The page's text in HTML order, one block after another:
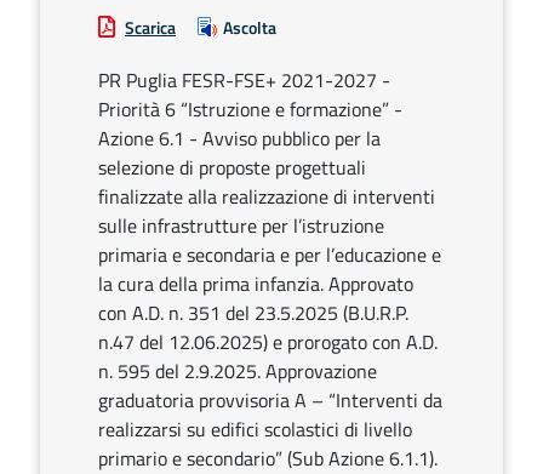
Scarica Ascolta
PR Puglia FESR-FSE+ 2021-2027 -
Priorità 6 “Istruzione e formazione” -
Azione 6.1 - Avviso pubblico per la
selezione di proposte progettuali
finalizzate alla realizzazione di interventi
sulle infrastrutture per l’istruzione
primaria e secondaria e per l’educazione e
la cura della prima infanzia. Approvato
con A.D. n. 351 del 23.5.2025 (B.U.R.P.
n.47 del 12.06.2025) e prorogato con A.D.
n. 595 del 2.9.2025. Approvazione
graduatoria provvisoria A – “Interventi da
realizzarsi su edifici scolastici di livello
primario e secondario” (Sub Azione 6.1.1).